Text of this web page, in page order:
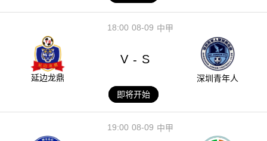
08-09
18:00 中甲
延边龙鼎
V - S
深圳青年人
即将开始
08-09
19:00 中甲